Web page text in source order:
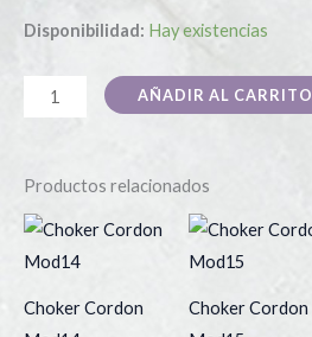
Disponibilidad: Hay existencias
AÑADIR AL CARRITO
Productos relacionados
Choker Cordon
Choker Cordon